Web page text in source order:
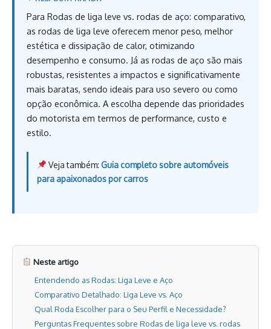
Para Rodas de liga leve vs. rodas de aço: comparativo,
as rodas de liga leve oferecem menor peso, melhor
estética e dissipação de calor, otimizando
desempenho e consumo. Já as rodas de aço são mais
robustas, resistentes a impactos e significativamente
mais baratas, sendo ideais para uso severo ou como
opção econômica. A escolha depende das prioridades
do motorista em termos de performance, custo e
estilo.
Veja também: Guia completo sobre automóveis
para apaixonados por carros
Neste artigo
Entendendo as Rodas: Liga Leve e Aço
Comparativo Detalhado: Liga Leve vs. Aço
Qual Roda Escolher para o Seu Perfil e Necessidade?
Perguntas Frequentes sobre Rodas de liga leve vs. rodas